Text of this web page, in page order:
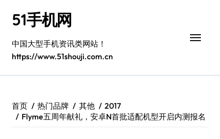
51手机网
中国大型手机资讯类网站！
https://www.51shouji.com.cn
首页 热门品牌 其他
2017
Flyme五周年献礼，安卓N首批适配机型开启内测报名